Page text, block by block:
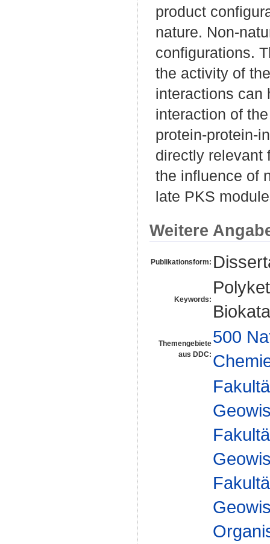
product
nature. Non-
configurations.
the activity of
interactions can
interaction of
protein-protein-
directly relevant
the influence of
late PKS
Weitere
Publikationsform:
Keywords:
Themengebiete
aus DDC:
500